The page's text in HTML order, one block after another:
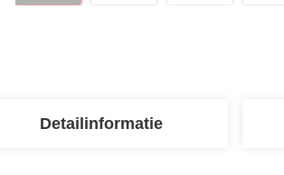
Detailinformatie